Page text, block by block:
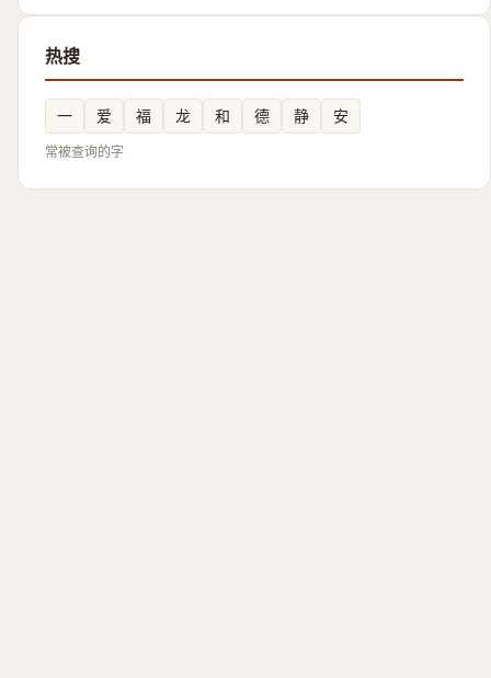
热搜
一 爱 福 龙 和 德 静 安
常被查询的字